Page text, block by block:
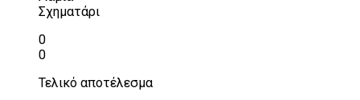
Σχηματάρι
0
0
Τελικό αποτέλεσμα